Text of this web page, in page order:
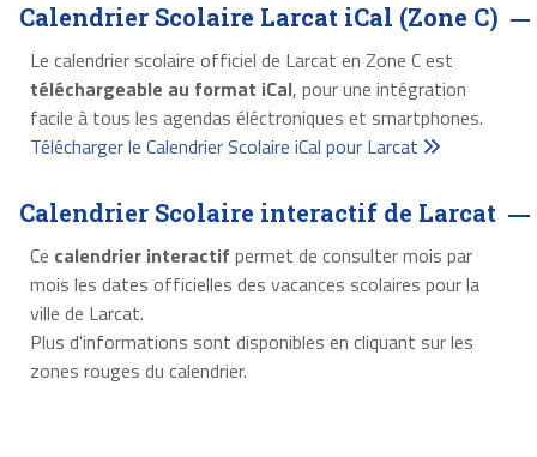
Calendrier Scolaire Larcat iCal (Zone C)
Le calendrier scolaire officiel de Larcat en Zone C est
téléchargeable au format iCal, pour une intégration
facile à tous les agendas éléctroniques et smartphones.
Télécharger le Calendrier Scolaire iCal pour Larcat
Calendrier Scolaire interactif de Larcat
Ce calendrier interactif permet de consulter mois par
mois les dates officielles des vacances scolaires pour la
ville de Larcat.
Plus d'informations sont disponibles en cliquant sur les
zones rouges du calendrier.